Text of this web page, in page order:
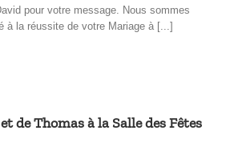
pour votre message. Nous sommes
à la réussite de votre Mariage à [...]
de Thomas à la Salle des Fêtes